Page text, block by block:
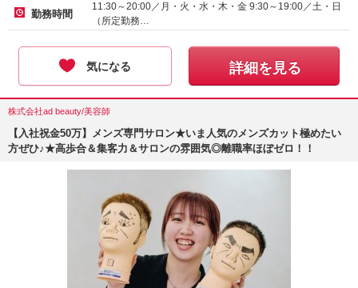
勤務時間
11:30～20:00／月・火・水・木・金 9:30～19:00／土・日
（所定勤務…
気になる 詳細を見る
株式会社ad beauty/美容師
【入社祝金50万】メンズ専門サロン★いま人気のメンズカット極めたい
方ぜひ♪★高歩合＆集客力＆サロンの雰囲気◎離職率ほぼゼロ！！